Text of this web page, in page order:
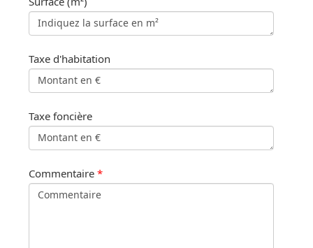
Taxe d'habitation
Taxe foncière
Commentaire *